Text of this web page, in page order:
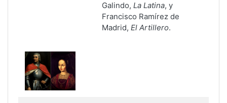
Galindo, La Latina, y
Francisco Ramírez de
Madrid, El Artillero.